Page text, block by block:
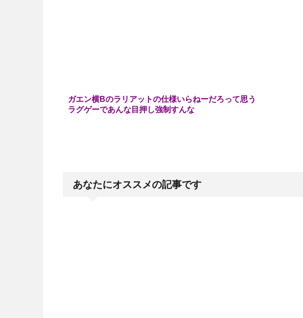
ガエン横Bのラリアットの仕様いらねーだろって思う
ラグゲーであんな目押し強制すんな
あなたにオススメの記事です